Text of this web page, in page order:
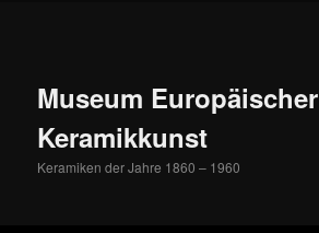
Museum Europäischer
Keramikkunst
Keramiken der Jahre 1860 – 1960